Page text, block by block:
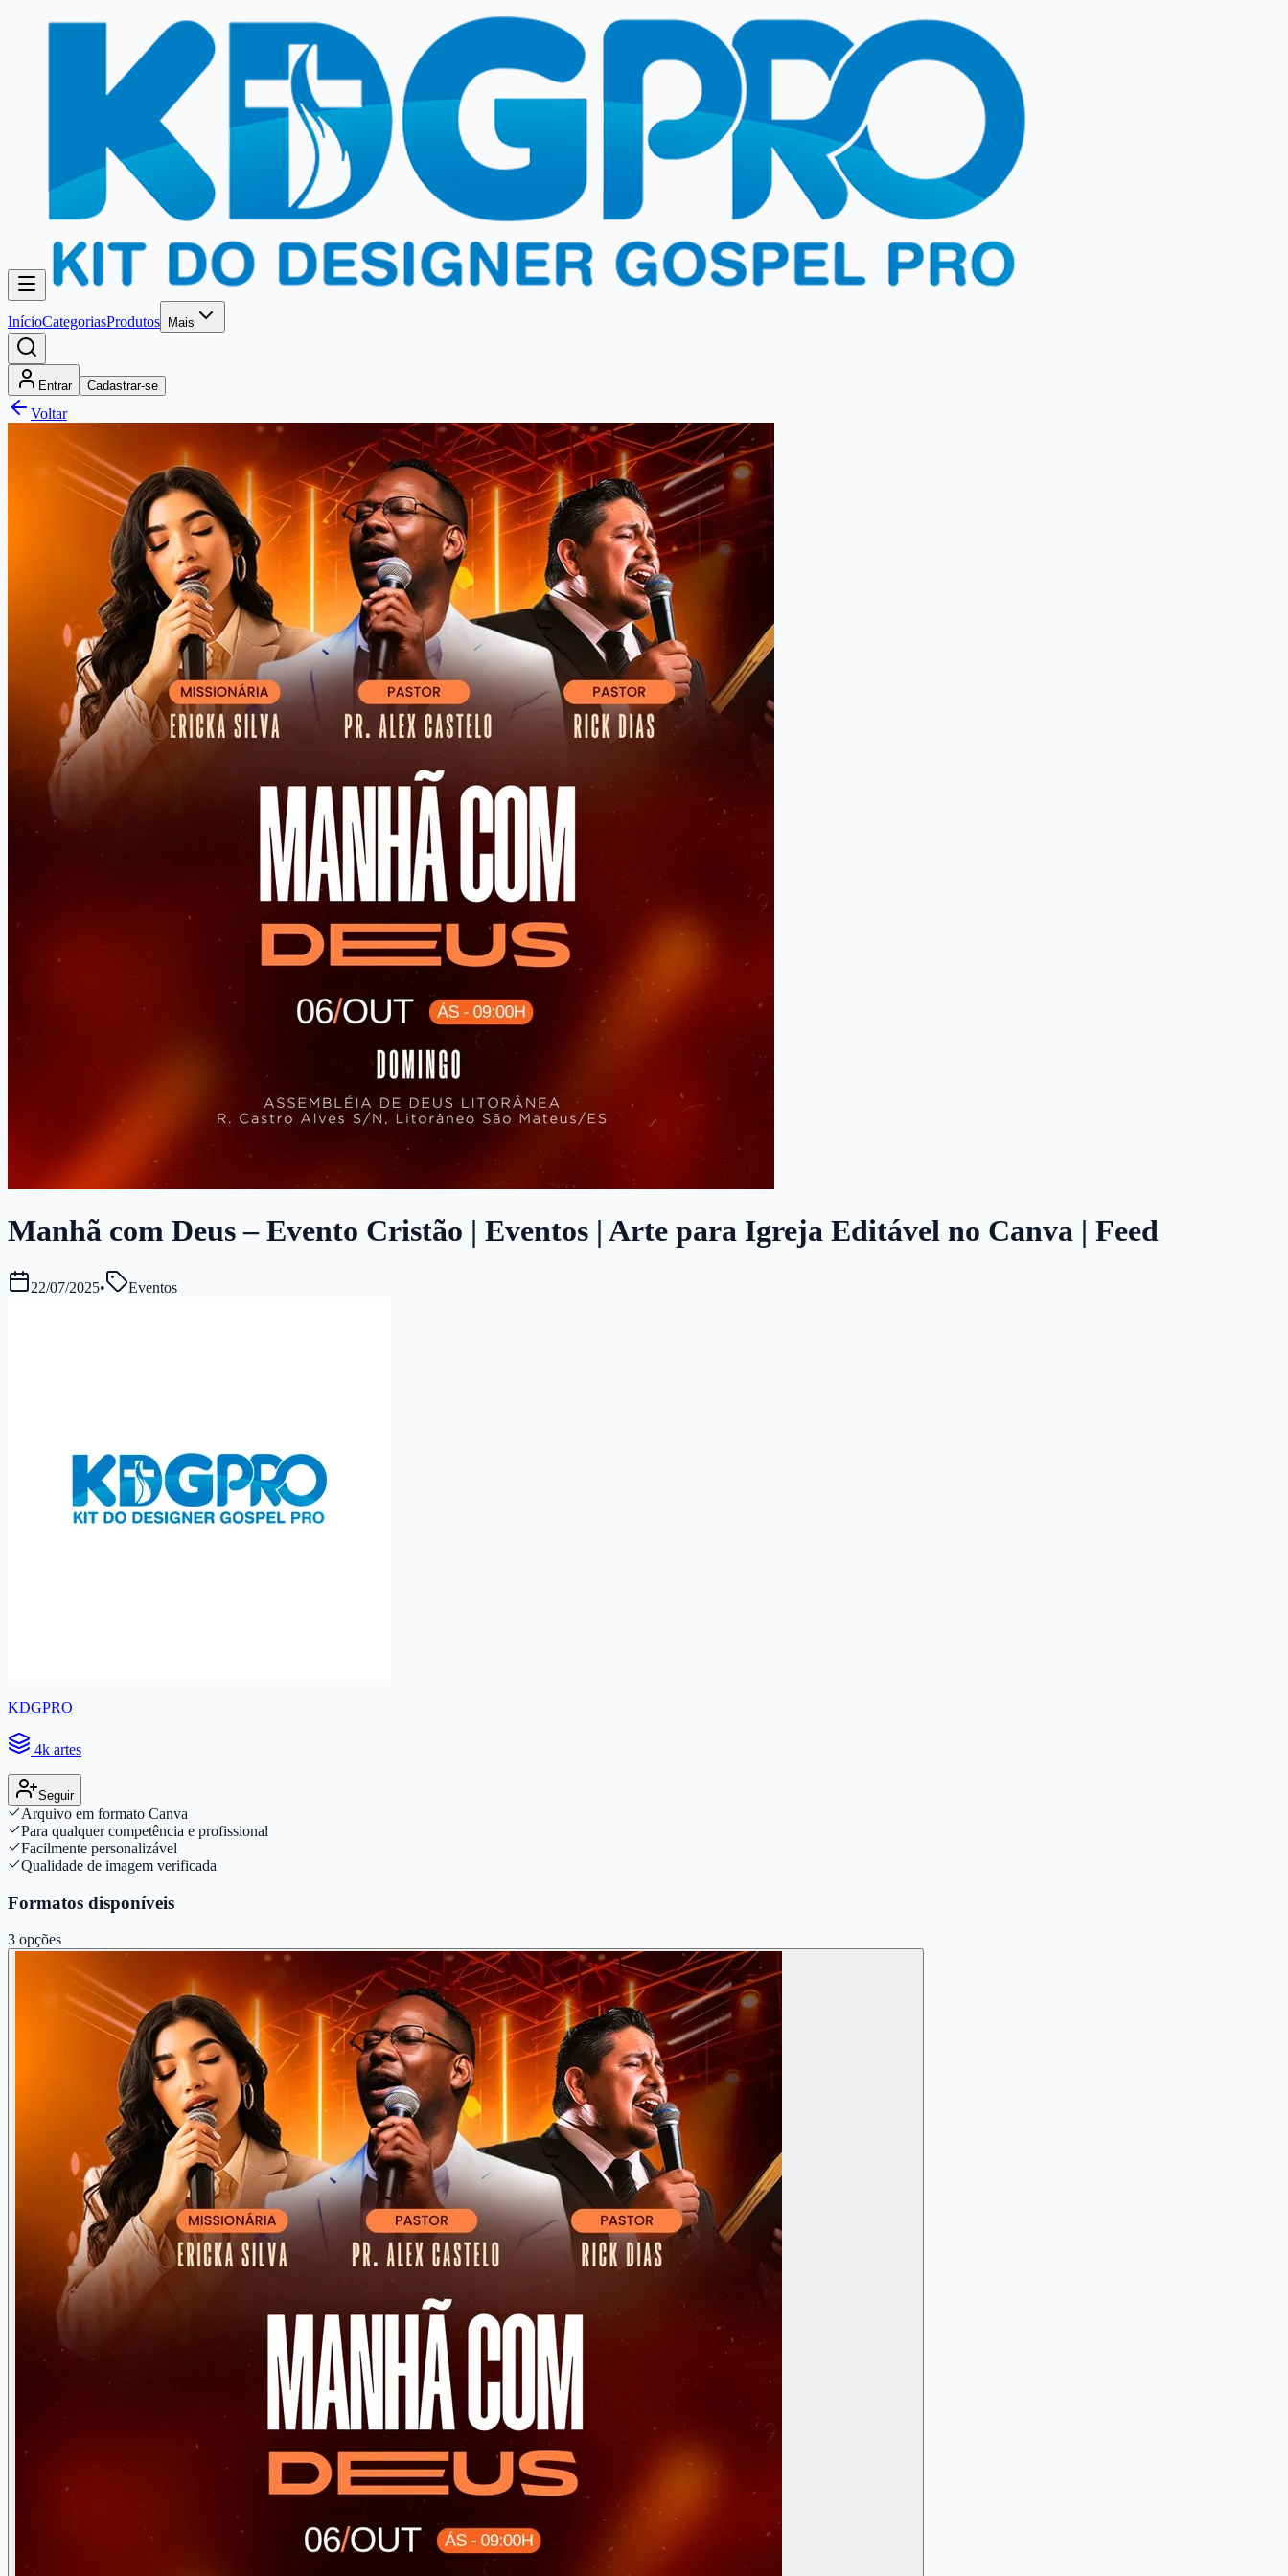
InícioCategoriasProdutos Mais
Entrar Cadastrar-se
Voltar
Manhã com Deus – Evento Cristão | Eventos | Arte para Igreja Editável no Canva | Feed
22/07/2025• Eventos
KDGPRO
4k artes
Seguir
Arquivo em formato Canva
Para qualquer competência e profissional
Facilmente personalizável
Qualidade de imagem verificada
Formatos disponíveis
3 opções